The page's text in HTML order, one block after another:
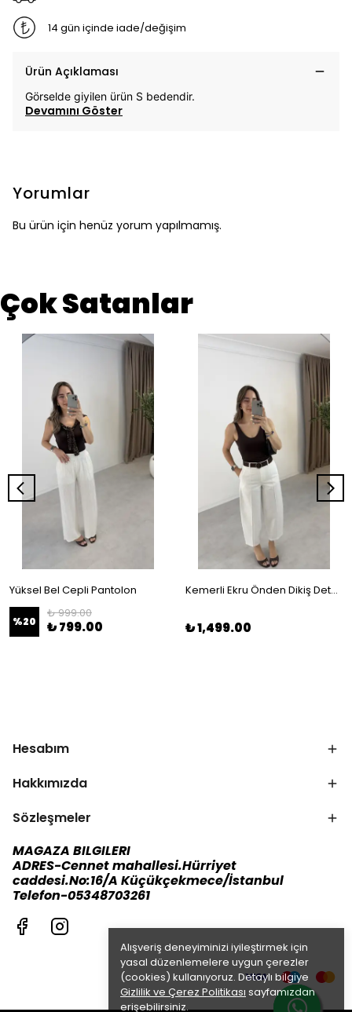
Alışveriş deneyiminizi iyileştirmek için
yasal düzenlemelere uygun çerezler
(cookies) kullanıyoruz. Detaylı bilgiye
Gizlilik ve Çerez Politikası sayfamızdan
erişebilirsiniz.
14 gün içinde iade/değişim
Ürün Açıklaması
Görselde giyilen ürün S bedendir.
Devamını Göster
Yorumlar
Bu ürün için henüz yorum yapılmamış.
Çok Satanlar
Yüksel Bel Cepli Pantolon
%20
₺ 999.00
₺ 799.00
Kemerli Ekru Önden Dikiş Detaylı Pantalon
₺ 1,499.00
Hesabım
Hakkımızda
Sözleşmeler
MAGAZA BILGILERI
ADRES-Cennet mahallesi.Hürriyet
caddesi.No:16/A Küçükçekmece/İstanbul
Telefon-05348703261